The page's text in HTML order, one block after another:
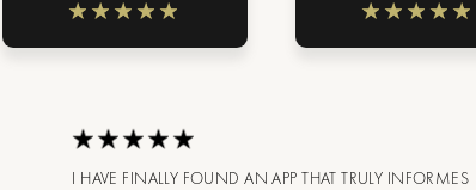
I HAVE FINALLY FOUND AN APP THAT TRULY INFORMES